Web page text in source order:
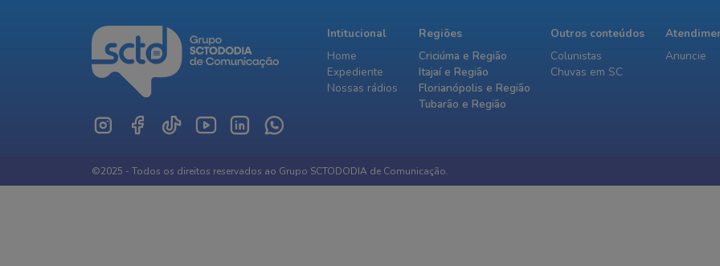
Intitucional
Home
Expediente
Nossas rádios
Regiões
Criciúma e Região
Itajaí e Região
Florianópolis e Região
Tubarão e Região
Outros conteúdos
Colunistas
Chuvas em SC
Anuncie
©2025 - Todos os direitos reservados ao Grupo SCTODODIA de Comunicação.